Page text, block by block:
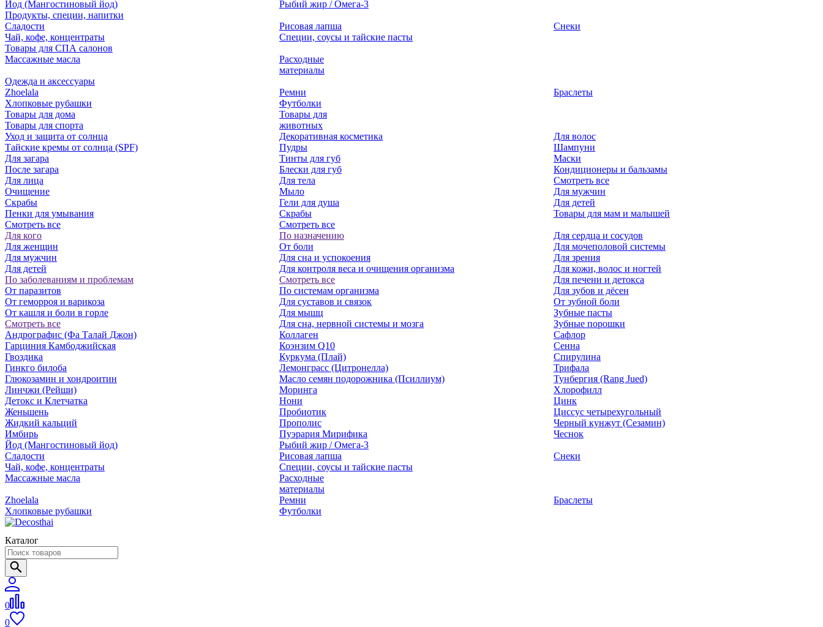
Йод (Мангостиновый йод)
Рыбий жир / Омега-3
Продукты, специи, напитки
Сладости
Чай, кофе, концентраты
Рисовая лапша
Специи, соусы и тайские пасты
Снеки
Товары для СПА салонов
Массажные масла
Расходные
материалы
Одежда и аксессуары
Zhoelala
Хлопковые рубашки
Ремни
Футболки
Браслеты
Товары для дома
Товары для спорта
Товары для
животных
Уход и защита от солнца
Тайские кремы от солнца (SPF)
Для загара
После загара
Для лица
Очищение
Скрабы
Пенки для умывания
Смотреть все
Декоративная косметика
Пудры
Тинты для губ
Блески для губ
Для тела
Мыло
Гели для душа
Скрабы
Смотреть все
Для волос
Шампуни
Маски
Кондиционеры и бальзамы
Смотреть все
Для мужчин
Для детей
Товары для мам и малышей
Для кого
Для женщин
Для мужчин
Для детей
По заболеваниям и проблемам
От паразитов
Oт геморроя и варикоза
От кашля и боли в горле
Смотреть все
По назначению
От боли
Для сна и успокоения
Для контроля веса и очищения организма
Смотреть все
По системам организма
Для суставов и связок
Для мышц
Для сна, нервной системы и мозга
Для сердца и сосудов
Для мочеполовой системы
Для зрения
Для кожи, волос и ногтей
Для печени и детокса
Для зубов и дёсен
От зубной боли
Зубные пасты
Зубные порошки
Андрографис (Фа Талай Джон)
Гарциния Камбоджийская
Гвоздика
Гинкго билоба
Глюкозамин и хондроитин
Линчжи (Рейши)
Детокс и Клетчатка
Женьшень
Жидкий кальций
Имбирь
Йод (Мангостиновый йод)
Коллаген
Коэнзим Q10
Куркума (Плай)
Лемонграсс (Цитронелла)
Масло семян подорожника (Псиллиум)
Моринга
Нони
Пробиотик
Прополис
Пуэрария Мирифика
Рыбий жир / Омега-3
Сафлор
Сенна
Спирулина
Трифала
Тунбергия (Rang Jued)
Хлорофилл
Цинк
Циссус четырехугольный
Черный кунжут (Сезамин)
Чеснок
Сладости
Чай, кофе, концентраты
Рисовая лапша
Специи, соусы и тайские пасты
Снеки
Массажные масла
Расходные
материалы
Zhoelala
Хлопковые рубашки
Ремни
Футболки
Браслеты
Каталог
0
0